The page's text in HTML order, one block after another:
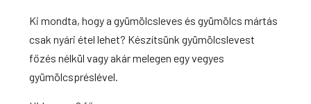
Ki mondta, hogy a gyümölcsleves és gyümölcs mártás
csak nyári étel lehet? Készítsünk gyümölcslevest
főzés nélkül vagy akár melegen egy vegyes
gyümölcspréslével.